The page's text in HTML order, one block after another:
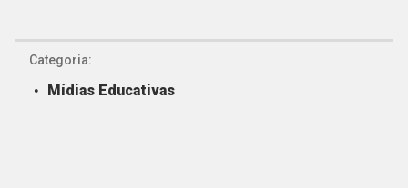
Categoria:
Mídias Educativas